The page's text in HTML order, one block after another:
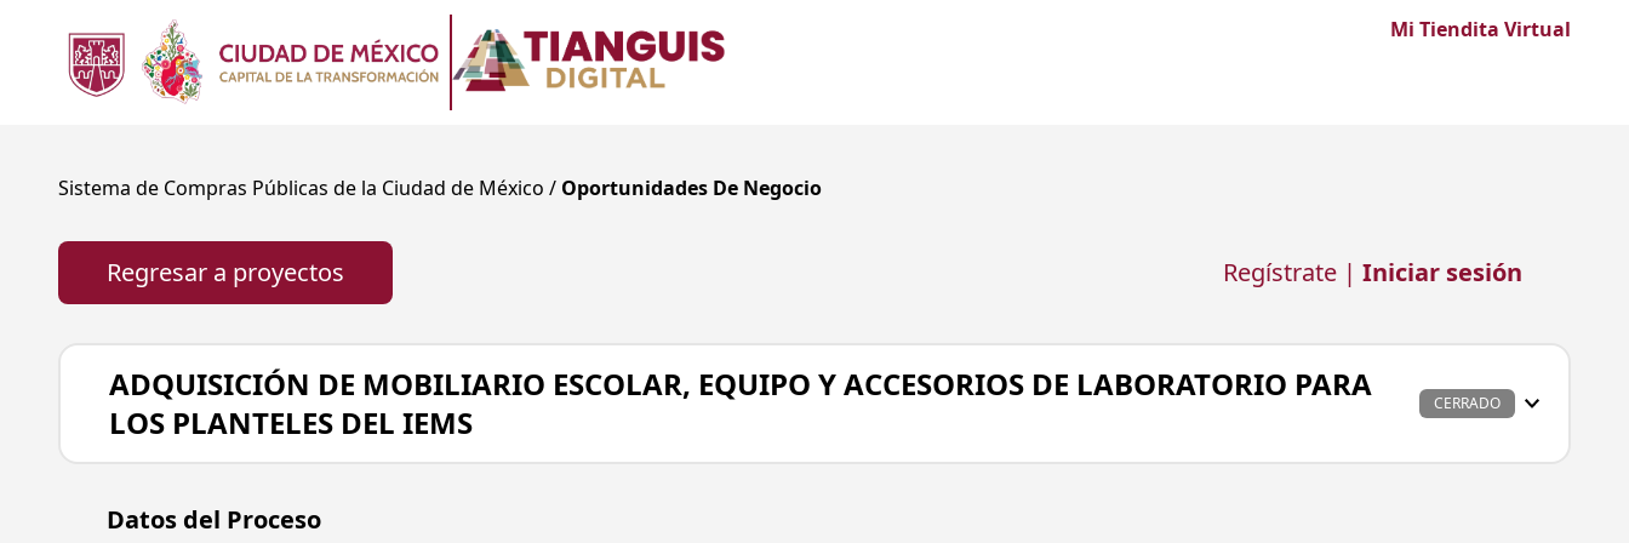
Mi Tiendita Virtual
Sistema de Compras Públicas de la Ciudad de México / Oportunidades De Negocio
Regresar a proyectos Regístrate | Iniciar sesión
ADQUISICIÓN DE MOBILIARIO ESCOLAR, EQUIPO Y ACCESORIOS DE LABORATORIO PARA
LOS PLANTELES DEL IEMS
CERRADO
Datos del Proceso